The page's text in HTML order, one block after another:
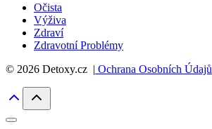
Očista
Výživa
Zdraví
Zdravotní Problémy
© 2026 Detoxy.cz | Ochrana Osobních Údajů